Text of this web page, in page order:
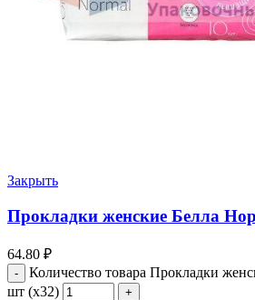
Закрыть
Прокладки женские Белла
64.80 ₽
Количество товара Прокладки
шт (х32)